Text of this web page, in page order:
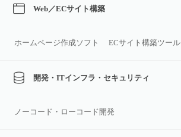
Web／ECサイト構築
ホームページ作成ソフト ECサイト構築ツール
開発・ITインフラ・セキュリティ
ノーコード・ローコード開発